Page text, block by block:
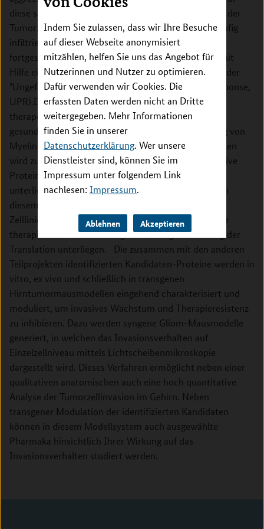
Indem Sie zulassen, dass wir Ihre Besuche
auf dieser Webseite anonymisiert
mitzählen, helfen Sie uns das Angebot für
Nutzerinnen und Nutzer zu optimieren.
Dafür verwenden wir Cookies. Die
erfassten Daten werden nicht an Dritte
weitergegeben. Mehr Informationen
finden Sie in unserer
Datenschutzerklärung. Wer unsere
Dienstleister sind, können Sie im
Impressum unter folgendem Link
nachlesen: Impressum.
Ablehnen Akzeptieren
diese schlechte Prognose ist das invasive Wachstum der
Tumorzellen, die das umliegende Hirngewebe weitläufig
infiltrieren. Dabei halten Tumorzellen dem mit der
fortgesetzten Proliferation einhergehendem Stress mit
Hilfe einer besonderen Stoffwechselreaktion stand - der
"Ungefaltete Proteinantwort" (Unfolded Protein Response,
UPR).Die Manipulation dieser Reaktion sollte großes
therapeutisches Potential besitzen. Die Invasion des
gesunden Hirngewebes erfolgt hauptsächlich entlang von
Myelinbahnen. Das invasive Wachstum der Gliomzellen
wird zu einem großen Teil durch sekretierte proinvasive
Proteine ermöglicht. Diese sekretierten Proteine
unterliegen sehr oft der Regulation durch die UPR. In
diesem Projekt werden in zu etablierenden Glioma-
Zelllinien Kandidaten-Proteine identifiziert, die dieser
therapie- und matrixabhängien Re-Programmierung der
Translation unterliegen. Die zusammen mit den anderen
Teilprojekten identifizierten Kandidaten-Proteine werden in
vitro, ex vivo und schließlich in transgenen
Hirntumormausmodellen eingehend charakterisiert und
moduliert, um invasives Wachstum und Therapieresistenz
zu inhibieren. Dazu werden syngene Gliom-Mausmodelle
generiert, in welchen das Invasionsverhalten auf
Einzelzellniveau mittels Lichtscheibenmikroskopie
dargestellt wird. Dieses Verfahren ermöglicht neben einer
qualitativen anatomischen auch eine hoch quantitative
Analyse der Tumorzellinvasion im Gehirn. Neben
transgener Modulation der identifizierten Kandidaten
können in diesem Modellsystem auch ausgewählte
Pharmaka hinsichtlich Ihrer Wirkung auf das
Invasionsverhalten studiert werden.